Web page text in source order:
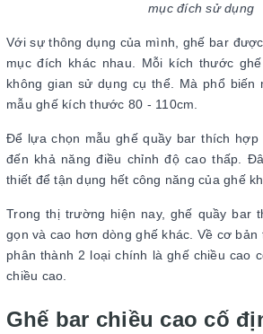
mục đích sử dụng
Với sự thông dụng của mình, ghế bar
mục đích khác nhau. Mỗi kích thước
không gian sử dụng cụ thể. Mà phổ biến
mẫu ghế kích thước 80 - 110cm.
Để lựa chọn mẫu ghế quầy bar thích
đến khả năng điều chỉnh độ cao thấp.
thiết để tận dụng hết công năng của ghế
Trong thị trường hiện nay, ghế quầy bar
gọn và cao hơn dòng ghế khác. Về cơ
phân thành 2 loại chính là ghế chiều cao
chiều cao.
Ghế bar chiều cao cố